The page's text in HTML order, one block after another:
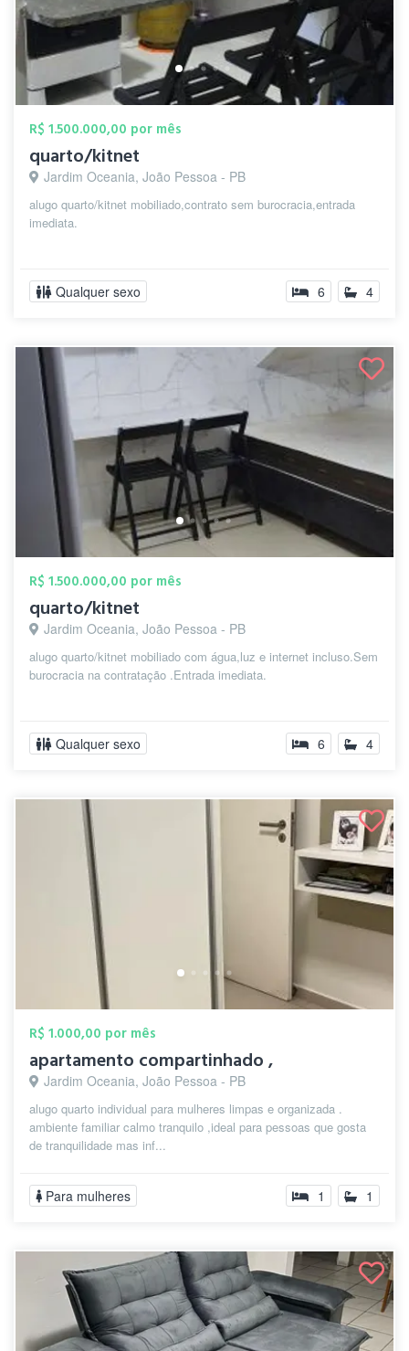
R$ 1.500.000,00 por mês
quarto/kitnet
Jardim Oceania, João Pessoa - PB
alugo quarto/kitnet mobiliado,contrato sem burocracia,entrada
imediata.
Qualquer sexo 6 4
R$ 1.500.000,00 por mês
quarto/kitnet
Jardim Oceania, João Pessoa - PB
alugo quarto/kitnet mobiliado com água,luz e internet incluso.Sem
burocracia na contratação .Entrada imediata.
Qualquer sexo 6 4
R$ 1.000,00 por mês
apartamento compartinhado ,
Jardim Oceania, João Pessoa - PB
alugo quarto individual para mulheres limpas e organizada .
ambiente familiar calmo tranquilo ,ideal para pessoas que gosta
de tranquilidade mas inf...
Para mulheres 1 1